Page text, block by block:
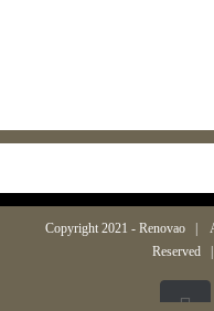
Copyright 2021 - Renovao |
Reserved |